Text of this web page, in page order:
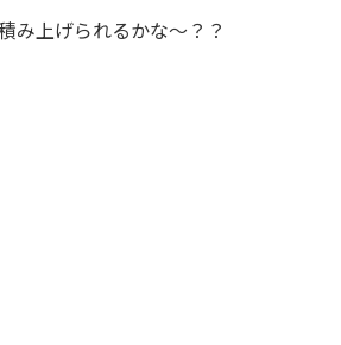
み上げられるかな～？？